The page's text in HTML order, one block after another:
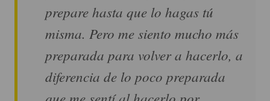
prepare hasta que lo hagas tú
misma. Pero me siento mucho más
preparada para volver a hacerlo, a
diferencia de lo poco preparada